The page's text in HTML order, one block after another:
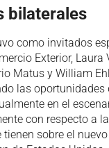
bilaterales
como invitados
Exterior, Laura
Matus y William
las oportunidades
en el
con respecto a
sobre el